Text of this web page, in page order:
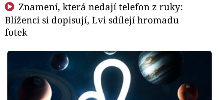
Znamení, která nedají telefon z ruky:
Blíženci si dopisují, Lvi sdílejí hromadu
fotek